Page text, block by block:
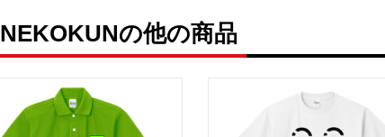
の他の商品